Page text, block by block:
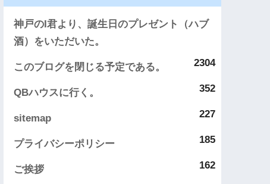
神戸のI君より、誕生日のプレゼント（ハブ
酒）をいただいた。
2304
このブログを閉じる予定である。
352
QBハウスに行く。
227
sitemap
185
プライバシーポリシー
162
ご挨拶